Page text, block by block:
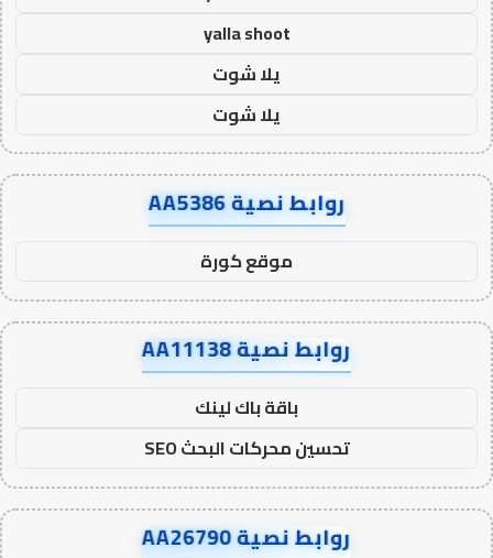
yalla shoot
يلا شوت
يلا شوت
روابط نصية AA5386
موقع كورة
روابط نصية AA11138
باقة باك لينك
تحسين محركات البحث SEO
روابط نصية AA26790